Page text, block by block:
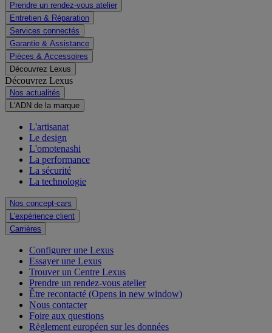
Prendre un rendez-vous atelier
Entretien & Réparation
Services connectés
Garantie & Assistance
Pièces & Accessoires
Découvrez Lexus
Découvrez Lexus
Nos actualités
L'ADN de la marque
L'artisanat
Le design
L'omotenashi
La performance
La sécurité
La technologie
Nos concept-cars
L'expérience client
Carrières
Configurer une Lexus
Essayer une Lexus
Trouver un Centre Lexus
Prendre un rendez-vous atelier
Être recontacté (Opens in new window)
Nous contacter
Foire aux questions
Règlement européen sur les données